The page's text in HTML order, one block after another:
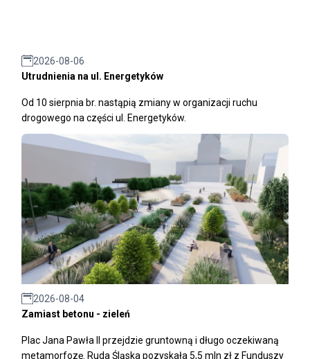
2026-08-06
Utrudnienia na ul. Energetyków
Od 10 sierpnia br. nastąpią zmiany w organizacji ruchu
drogowego na części ul. Energetyków.
2026-08-04
Zamiast betonu - zieleń
Plac Jana Pawła II przejdzie gruntowną i długo oczekiwaną
metamorfozę. Ruda Śląska pozyskała 5,5 mln zł z Funduszy